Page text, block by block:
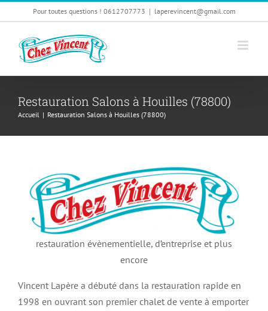
au
contenu
Pour toutes questions ! 0612707773 | laperevincent@gmail.com
Restauration Salons à Houilles (78800)
Accueil | Restauration Salons à Houilles (78800)
restauration évènementielle, d’entreprise et plus
encore
Vincent Lapère a débuté dans la restauration rapide en
1998 en ouvrant son premier chalet de vente à emporter